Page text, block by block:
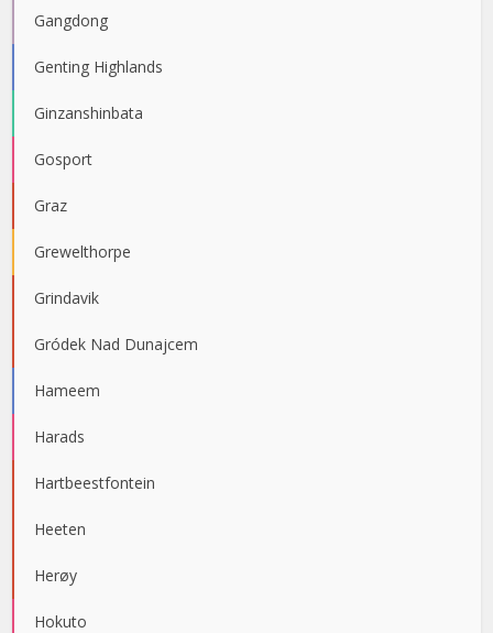
Gangdong
Genting Highlands
Ginzanshinbata
Gosport
Graz
Grewelthorpe
Grindavik
Gródek Nad Dunajcem
Hameem
Harads
Hartbeestfontein
Heeten
Herøy
Hokuto